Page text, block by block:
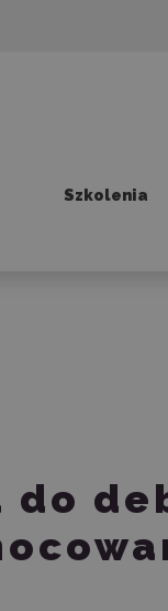
Szkolenia
do